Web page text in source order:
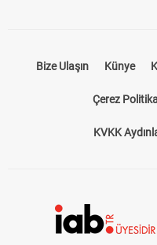
Bize Ulaşın Künye
Çerez
KVKK